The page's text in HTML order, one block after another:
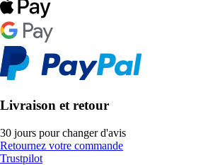
Livraison et retour
30 jours pour changer d'avis
Retournez votre commande
Trustpilot